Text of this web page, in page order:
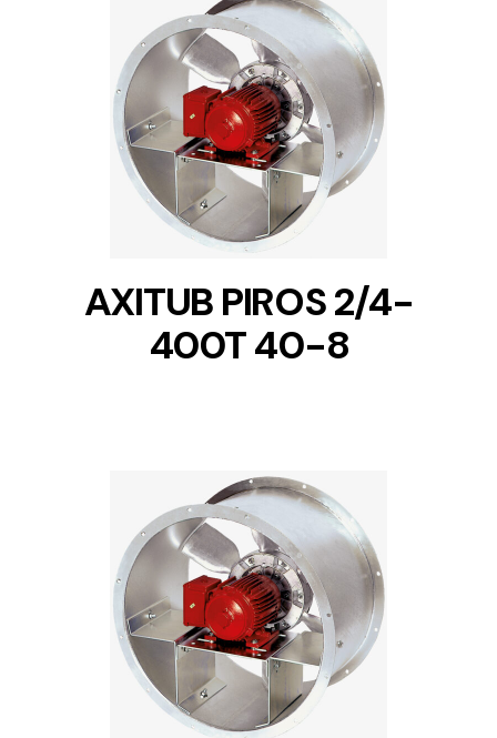
DETAILS
AXITUB PIROS 2/4-
400T 40-8
DETAILS